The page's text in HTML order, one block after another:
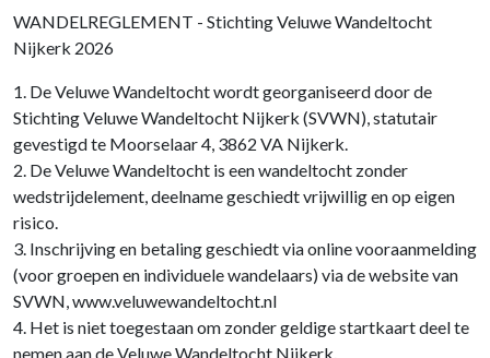
WANDELREGLEMENT - Stichting Veluwe Wandeltocht
Nijkerk 2026
1. De Veluwe Wandeltocht wordt georganiseerd door de
Stichting Veluwe Wandeltocht Nijkerk (SVWN), statutair
gevestigd te Moorselaar 4, 3862 VA Nijkerk.
2. De Veluwe Wandeltocht is een wandeltocht zonder
wedstrijdelement, deelname geschiedt vrijwillig en op eigen
risico.
3. Inschrijving en betaling geschiedt via online vooraanmelding
(voor groepen en individuele wandelaars) via de website van
SVWN, www.veluwewandeltocht.nl
4. Het is niet toegestaan om zonder geldige startkaart deel te
nemen aan de Veluwe Wandeltocht Nijkerk.